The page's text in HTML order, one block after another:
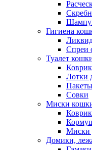
Гигиена
Спреи
Туалет
Лотки
Совки
Миски
Миски
Домики,